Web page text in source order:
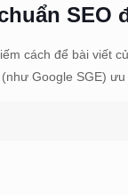
SEO
cách để bài viết
Google SGE) ưu